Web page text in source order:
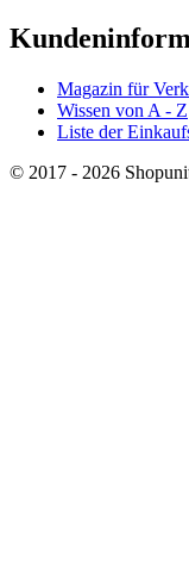
Magazin für
Wissen von A - Z
Liste der
© 2017 - 2026